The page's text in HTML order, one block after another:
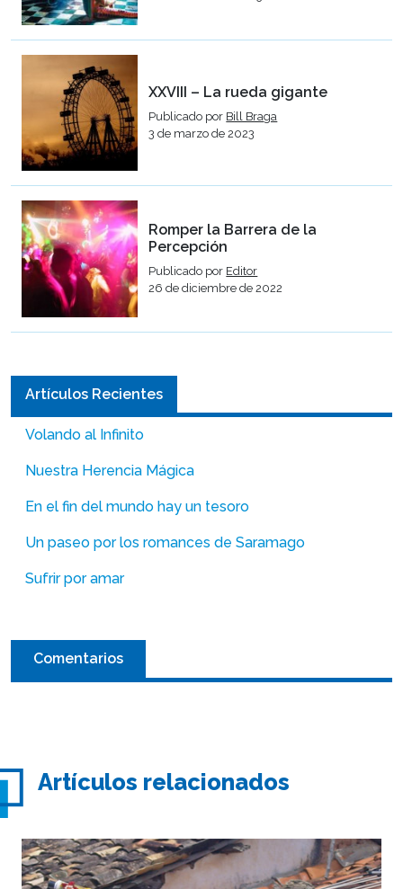
XXVIII – La rueda gigante
Publicado por Bill Braga
3 de marzo de 2023
Romper la Barrera de la
Percepción
Publicado por Editor
26 de diciembre de 2022
Artículos Recientes
Volando al Infinito
Nuestra Herencia Mágica
En el fin del mundo hay un tesoro
Un paseo por los romances de Saramago
Sufrir por amar
Comentarios
Artículos relacionados